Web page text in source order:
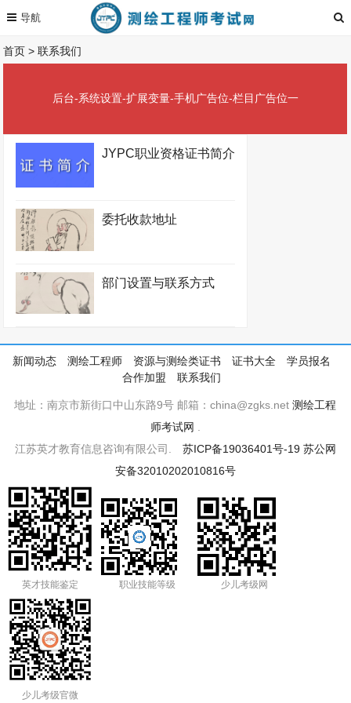
首页 >联系我们
后台-系统设置-扩展变量-手机广告位-栏目广告位一
JYPC职业资格证书简介
委托收款地址
部门设置与联系方式
新闻动态 测绘工程师 资源与测绘类证书 证书大全
学员报名
合作加盟
联系我们
地址：南京市新街口中山东路9号 邮箱：china@zgks.net测绘工程
师考试网 .
江苏英才教育信息咨询有限公司. 苏ICP备19036401号-19 苏公网
安备32010202010816号
英才技能鉴定 职业技能等级 少儿考级网
少儿考级官微